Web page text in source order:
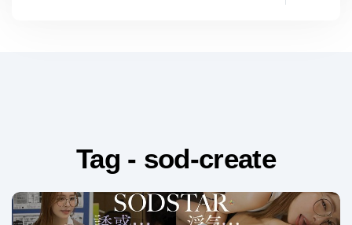
Tag - sod-create